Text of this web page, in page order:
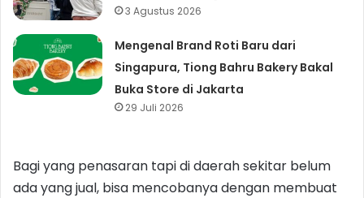
3 Agustus 2026
Mengenal Brand Roti Baru dari
Singapura, Tiong Bahru Bakery Bakal
Buka Store di Jakarta
29 Juli 2026
Bagi yang penasaran tapi di daerah sekitar belum
ada yang jual, bisa mencobanya dengan membuat